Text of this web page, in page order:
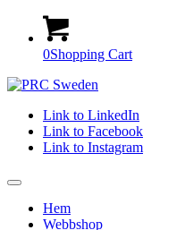
0Shopping Cart
Link to LinkedIn
Link to Facebook
Link to Instagram
Hem
Webbshop